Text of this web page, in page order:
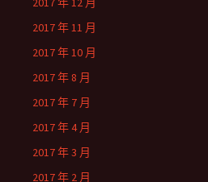
2017 年 11 月
2017 年 10 月
2017 年 8 月
2017 年 7 月
2017 年 4 月
2017 年 3 月
2017 年 2 月